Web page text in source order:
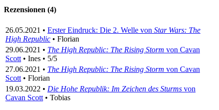
Rezensionen (4)
26.05.2021 • Erster Eindruck: Die 2. Welle von Star Wars: The
High Republic • Florian
29.06.2021 • The High Republic: The Rising Storm von Cavan
Scott • Ines • 5/5
27.06.2021 • The High Republic: The Rising Storm von Cavan
Scott • Florian
19.03.2022 • Die Hohe Republik: Im Zeichen des Sturms von
Cavan Scott • Tobias